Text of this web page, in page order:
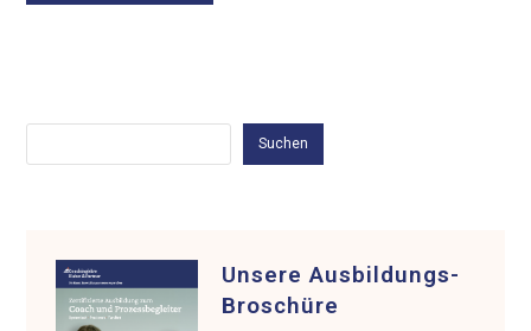
Suchen
Unsere Ausbildungs-
Broschüre